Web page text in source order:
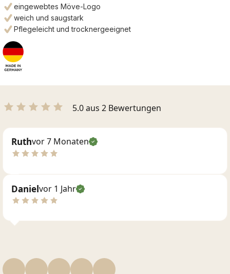
eingewebtes Möve-Logo
weich und saugstark
Pflegeleicht und trocknergeeignet
5.0 aus 2 Bewertungen
Ruthvor 7 Monaten
Danielvor 1 Jahr